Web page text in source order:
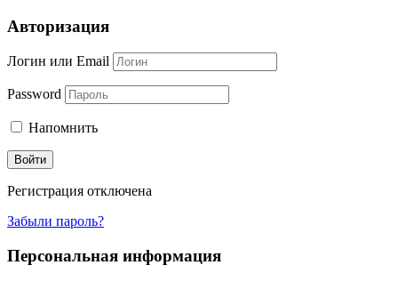
Авторизация
Логин или Email
Password
Напомнить
Регистрация отключена
Забыли пароль?
Персональная информация